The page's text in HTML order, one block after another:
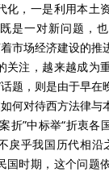
化，一是利用本土
是一对新问题，
市场经济建设的推
关注，越来越成为
题，则是由于早在
何对待西方法律与
折”中标举“折衷各
戾乎我国历代相沿
国时期，这个问题